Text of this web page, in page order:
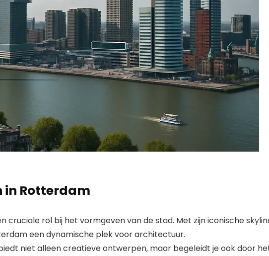
in Rotterdam
rol bij het vormgeven van de stad. Met zijn iconische
een dynamische plek voor architectuur.
niet alleen creatieve ontwerpen, maar begeleidt je ook door